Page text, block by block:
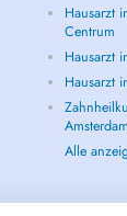
Hausarzt
Centrum
Hausarzt
Hausarzt
Alle